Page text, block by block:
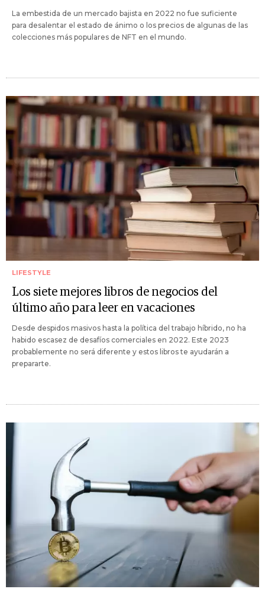
La embestida de un mercado bajista en 2022 no fue suficiente
para desalentar el estado de ánimo o los precios de algunas de las
colecciones más populares de NFT en el mundo.
LIFESTYLE
Los siete mejores libros de negocios del
último año para leer en vacaciones
Desde despidos masivos hasta la política del trabajo híbrido, no ha
habido escasez de desafíos comerciales en 2022. Este 2023
probablemente no será diferente y estos libros te ayudarán a
prepararte.